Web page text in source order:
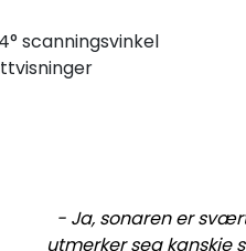
scanningsvinkel
- Ja, sonaren er
utmerker seg kanskje